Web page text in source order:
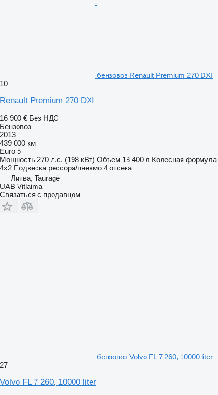
бензовоз Renault Premium 270 DXI
10
Renault Premium 270 DXI
16 900 € Без НДС
Бензовоз
2013
439 000 км
Euro 5
Мощность 270 л.с. (198 кВт) Объем 13 400 л Колесная формула
4x2 Подвеска рессора/пневмо 4 отсека
Литва, Tauragė
UAB Vitlaima
Связаться с продавцом
бензовоз Volvo FL 7 260, 10000 liter
27
Volvo FL 7 260, 10000 liter